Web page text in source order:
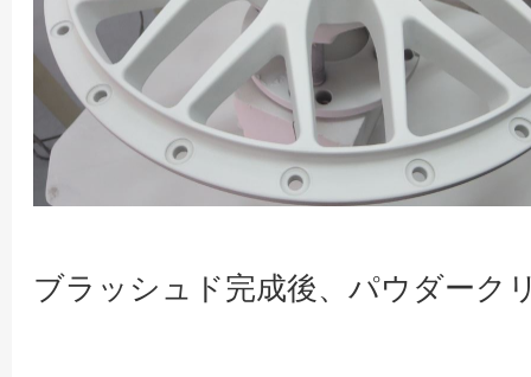
ブラッシュド完成後、パウダーク